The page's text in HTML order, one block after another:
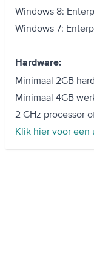
Windows 8:
Windows 7:
Hardware:
Minimaal 2GB
Minimaal 4GB
2 GHz processor
Klik hier voor